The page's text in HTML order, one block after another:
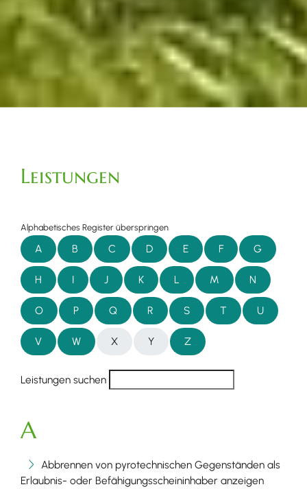
Leistungen
Alphabetisches Register überspringen
A B C D E F G
H I J K L M N
O P Q R S T U
V W X Y Z
Leistungen suchen
A
Abbrennen von pyrotechnischen Gegenständen als
Erlaubnis- oder Befähigungsscheininhaber anzeigen